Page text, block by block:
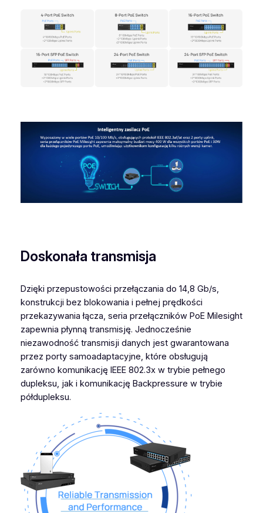
Doskonała transmisja
Dzięki przepustowości przełączania do 14,8 Gb/s,
konstrukcji bez blokowania i pełnej prędkości
przekazywania łącza, seria przełączników PoE Milesight
zapewnia płynną transmisję. Jednocześnie
niezawodność transmisji danych jest gwarantowana
przez porty samoadaptacyjne, które obsługują
zarówno komunikację IEEE 802.3x w trybie pełnego
dupleksu, jak i komunikację Backpressure w trybie
półdupleksu.